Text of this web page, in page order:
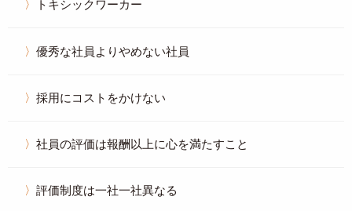
トキシックワーカー
優秀な社員よりやめない社員
採用にコストをかけない
社員の評価は報酬以上に心を満たすこと
評価制度は一社一社異なる